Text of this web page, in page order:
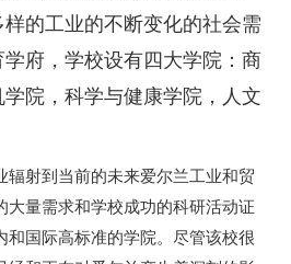
的工业的不断变化的社会需
府，学校设有四大学院：商
院，科学与健康学院，人文
辐射到当前的未来爱尔兰工业和贸
大量需求和学校成功的科研活动证
和国际高标准的学院。尽管该校很